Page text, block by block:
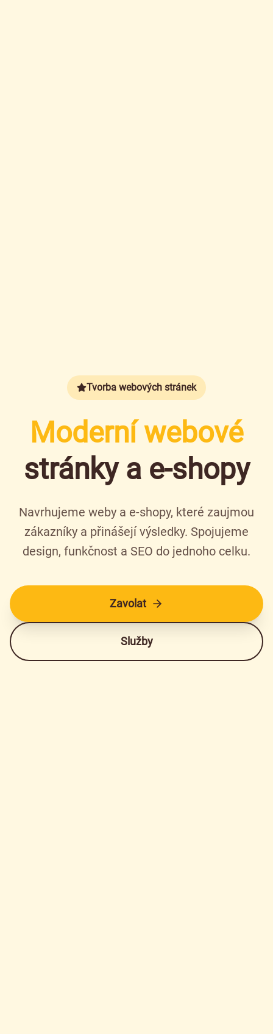
Tvorba webových stránek
Moderní webové
stránky a e-shopy
Navrhujeme weby a e-shopy, které zaujmou
zákazníky a přinášejí výsledky. Spojujeme
design, funkčnost a SEO do jednoho celku.
Zavolat
Služby